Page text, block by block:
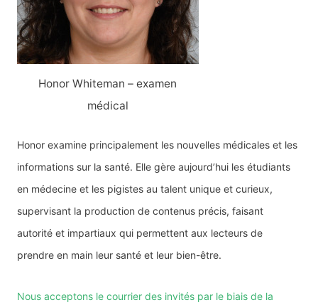
Honor Whiteman – examen
médical
Honor examine principalement les nouvelles médicales et les
informations sur la santé. Elle gère aujourd’hui les étudiants
en médecine et les pigistes au talent unique et curieux,
supervisant la production de contenus précis, faisant
autorité et impartiaux qui permettent aux lecteurs de
prendre en main leur santé et leur bien-être.
Nous acceptons le courrier des invités par le biais de la